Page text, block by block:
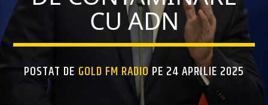
CU ADN
POSTAT DE GOLD FM RADIOPE 24 APRILIE 2025